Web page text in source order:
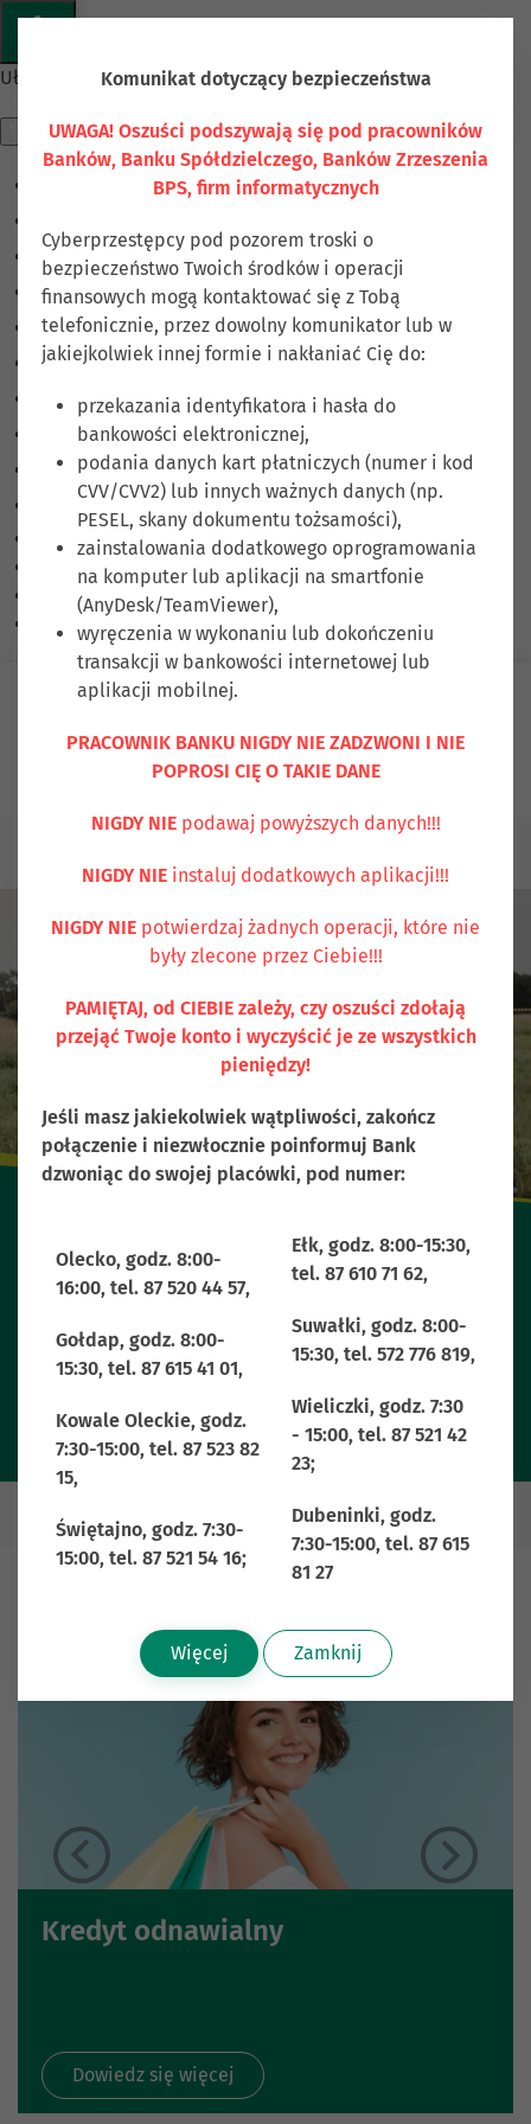
Ułatwienia dostępu
Odwróć kolory
Ciemny kontrast
Jasny kontrast
Niskie nasycenie
Wysokie nasycenie
Zaznacz linki
Zaznacz nagłówki
Czytnik ekranu
Tryb czytania
Skalowanie treści 100 %
Czcionka 100%
Wysokość linii 100%
Odstęp liter 100 %
Ubezpiecz się Kontakt
Kredyty Gotówkowe
Kredyt odnawialny
Dowiedz się więcej
Komunikat dotyczący bezpieczeństwa
UWAGA! Oszuści podszywają się pod pracowników
Banków, Banku Spółdzielczego, Banków Zrzeszenia
BPS, firm informatycznych
Cyberprzestępcy pod pozorem troski o
bezpieczeństwo Twoich środków i operacji
finansowych mogą kontaktować się z Tobą
telefonicznie, przez dowolny komunikator lub w
jakiejkolwiek innej formie i nakłaniać Cię do:
przekazania identyfikatora i hasła do
bankowości elektronicznej,
podania danych kart płatniczych (numer i kod
CVV/CVV2) lub innych ważnych danych (np.
PESEL, skany dokumentu tożsamości),
zainstalowania dodatkowego oprogramowania
na komputer lub aplikacji na smartfonie
(AnyDesk/TeamViewer),
wyręczenia w wykonaniu lub dokończeniu
transakcji w bankowości internetowej lub
aplikacji mobilnej.
PRACOWNIK BANKU NIGDY NIE ZADZWONI I NIE
POPROSI CIĘ O TAKIE DANE
NIGDY NIEpodawaj powyższych danych!!!
NIGDY NIE instaluj dodatkowych aplikacji!!!
NIGDY NIE potwierdzaj żadnych operacji, które nie
były zlecone przez Ciebie!!!
PAMIĘTAJ, od CIEBIE zależy, czy oszuści zdołają
przejąć Twoje konto i wyczyścić je ze wszystkich
pieniędzy!
Jeśli masz jakiekolwiek wątpliwości, zakończ
połączenie i niezwłocznie poinformuj Bank
dzwoniąc do swojej placówki, pod numer:
Olecko, godz. 8:00-
16:00, tel. 87 520 44 57,
Gołdap, godz. 8:00-
15:30, tel. 87 615 41 01,
Kowale Oleckie, godz.
7:30-15:00, tel. 87 523 82
15,
Świętajno, godz. 7:30-
15:00, tel. 87 521 54 16;
Ełk, godz. 8:00-15:30,
tel. 87 610 71 62,
Suwałki, godz. 8:00-
15:30, tel. 572 776 819,
Wieliczki, godz. 7:30
- 15:00, tel. 87 521 42
23;
Dubeninki, godz.
7:30-15:00, tel. 87 615
81 27
Więcej Zamknij